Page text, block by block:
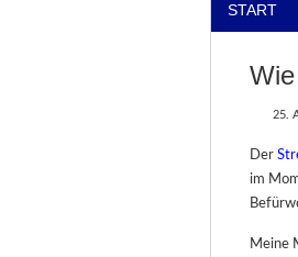
START
25.
Der
im
Meine